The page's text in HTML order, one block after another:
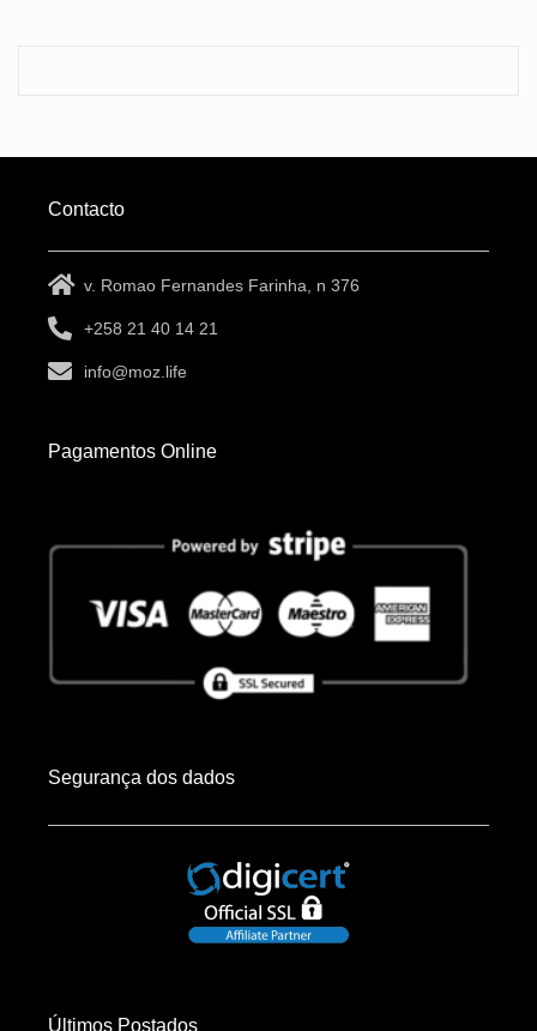
Contacto
v. Romao Fernandes Farinha, n 376
+258 21 40 14 21
info@moz.life
Pagamentos Online
Segurança dos dados
Últimos Postados